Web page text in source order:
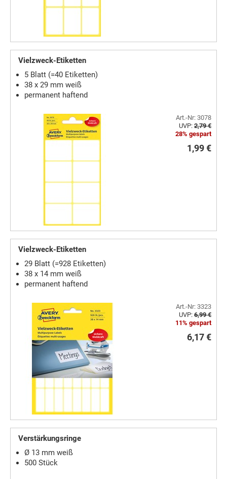
Vielzweck-Etiketten
5 Blatt (=40 Etiketten)
38 x 29 mm weiß
permanent haftend
Art.-Nr: 3078
UVP: 2,79 €
28% gespart
1,99 €
Vielzweck-Etiketten
29 Blatt (=928 Etiketten)
38 x 14 mm weiß
permanent haftend
Art.-Nr: 3323
UVP: 6,99 €
11% gespart
6,17 €
Verstärkungsringe
Ø 13 mm weiß
500 Stück